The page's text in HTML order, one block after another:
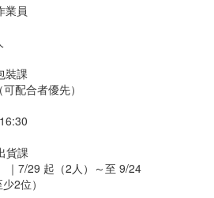
業員
裝課
配合者優先）
貨課
｜7/29 起（2人）～至 9/24
2位）